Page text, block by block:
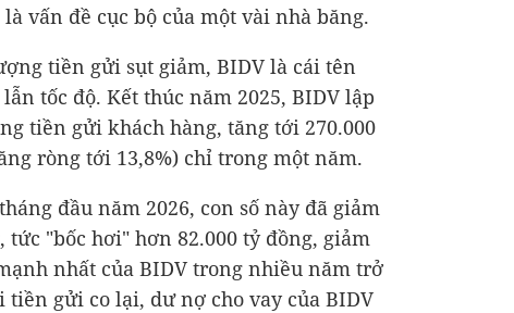
vấn đề cục bộ của một vài nhà băng.
tiền gửi sụt giảm, BIDV là cái tên
tốc độ. Kết thúc năm 2025, BIDV lập
tiền gửi khách hàng, tăng tới 270.000
ròng tới 13,8%) chỉ trong một năm.
đầu năm 2026, con số này đã giảm
, tức "bốc hơi" hơn 82.000 tỷ đồng, giảm
nhất của BIDV trong nhiều năm trở
gửi co lại, dư nợ cho vay của BIDV